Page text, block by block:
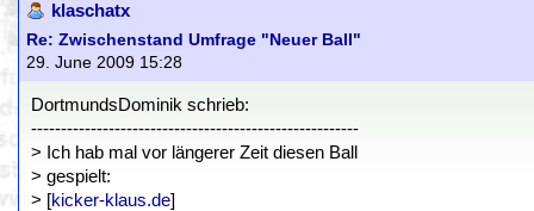
klaschatx
Re: Zwischenstand Umfrage "Neuer Ball"
29. June 2009 15:28
DortmundsDominik schrieb:
-------------------------------------------------------
> Ich hab mal vor längerer Zeit diesen Ball
> gespielt:
> [kicker-klaus.de]